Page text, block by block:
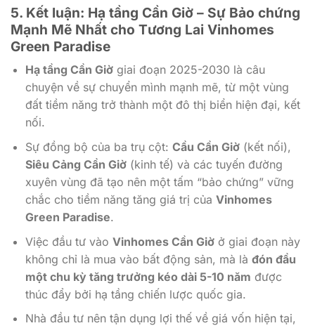
5. Kết luận: Hạ tầng Cần Giờ – Sự Bảo chứng
Mạnh Mẽ Nhất cho Tương Lai Vinhomes
Green Paradise
Hạ tầng Cần Giờgiai đoạn 2025-2030 là câu
chuyện về sự chuyển mình mạnh mẽ, từ một vùng
đất tiềm năng trở thành một đô thị biển hiện đại, kết
nối.
Sự đồng bộ của ba trụ cột: Cầu Cần Giờ(kết nối),
Siêu Cảng Cần Giờ(kinh tế) và các tuyến đường
xuyên vùng đã tạo nên một tấm “bảo chứng” vững
chắc cho tiềm năng tăng giá trị của Vinhomes
Green Paradise.
Việc đầu tư vào Vinhomes Cần Giờở giai đoạn này
không chỉ là mua vào bất động sản, mà là đón đầu
một chu kỳ tăng trưởng kéo dài 5-10 năm được
thúc đẩy bởi hạ tầng chiến lược quốc gia.
Nhà đầu tư nên tận dụng lợi thế về giá vốn hiện tại,